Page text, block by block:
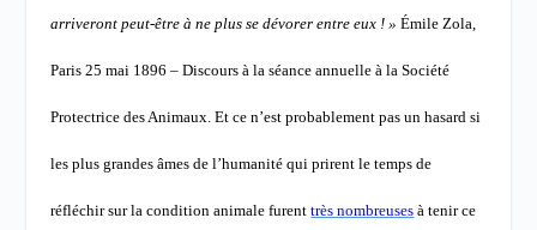
arriveront peut-être à ne plus se dévorer entre eux ! » Émile Zola,
Paris 25 mai 1896 – Discours à la séance annuelle à la Société
Protectrice des Animaux. Et ce n’est probablement pas un hasard si
les plus grandes âmes de l’humanité qui prirent le temps de
réfléchir sur la condition animale furenttrès nombreuses à tenir ce